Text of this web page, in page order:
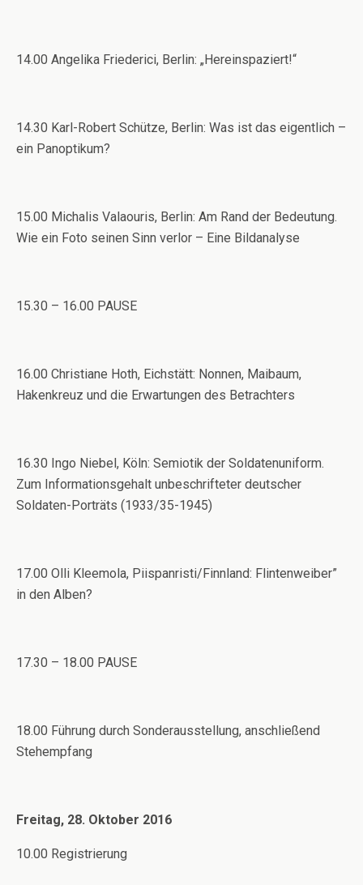
14.00 Angelika Friederici, Berlin: „Hereinspaziert!“
14.30 Karl-Robert Schütze, Berlin: Was ist das eigentlich –
ein Panoptikum?
15.00 Michalis Valaouris, Berlin: Am Rand der Bedeutung.
Wie ein Foto seinen Sinn verlor – Eine Bildanalyse
15.30 – 16.00 PAUSE
16.00 Christiane Hoth, Eichstätt: Nonnen, Maibaum,
Hakenkreuz und die Erwartungen des Betrachters
16.30 Ingo Niebel, Köln: Semiotik der Soldatenuniform.
Zum Informationsgehalt unbeschrifteter deutscher
Soldaten-Porträts (1933/35-1945)
17.00 Olli Kleemola, Piispanristi/Finnland: Flintenweiber”
in den Alben?
17.30 – 18.00 PAUSE
18.00 Führung durch Sonderausstellung, anschließend
Stehempfang
Freitag, 28. Oktober 2016
10.00 Registrierung